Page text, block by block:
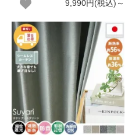
9,990円(税込)～